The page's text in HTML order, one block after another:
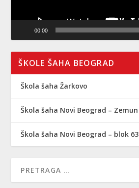
00:00
ŠKOLE ŠAHA BEOGRAD
Škola šaha Žarkovo
Škola šaha Novi Beograd – Zemun
Škola šaha Novi Beograd – blok 63